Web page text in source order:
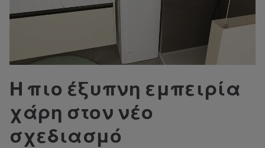
Η πιο έξυπνη εμπειρία
χάρη στον νέο
σχεδιασμό